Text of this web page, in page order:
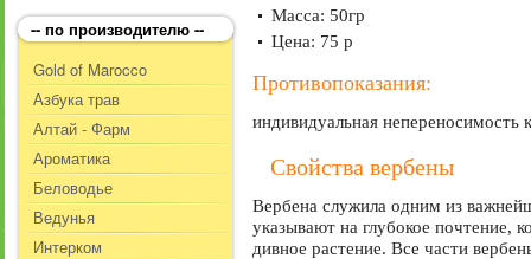
-- по производителю --
Gold of Marocco
Азбука трав
Алтай - Фарм
Ароматика
Беловодье
Ведунья
Интерком
Масса: 50гр
Цена: 75 р
Противопоказания:
индивидуальная непереносимость
Свойства вербены
Вербена служила одним из
указывают на глубокое почтение,
дивное растение. Все части